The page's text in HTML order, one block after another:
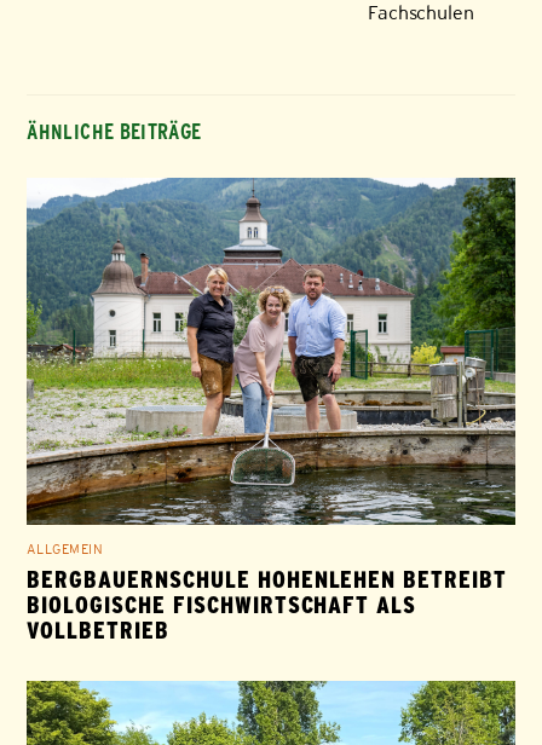
Fachschulen
ÄHNLICHE BEITRÄGE
ALLGEMEIN
BERGBAUERNSCHULE HOHENLEHEN BETREIBT
BIOLOGISCHE FISCHWIRTSCHAFT ALS
VOLLBETRIEB